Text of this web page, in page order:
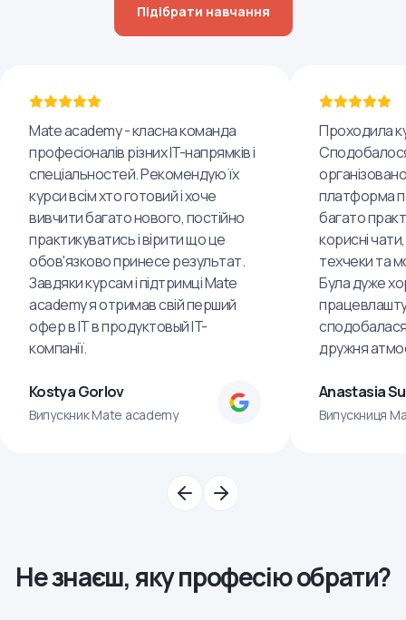
Підібрати навчання
Mate academy - класна команда
професіоналів різних IT-напрямків і
спеціальностей. Рекомендую їх
курси всім хто готовий і хоче
вивчити багато нового, постійно
практикуватись і вірити що це
обов'язково принесе результат.
Завдяки курсам і підтримці Mate
academy я отримав свій перший
офер в IT в продуктовый IT-
компанії.
Kostya Gorlov
Випускник Mate academy
Проходила
платформа
багато
корисні
техчеки та
Була дуже
дружня
Anastasia
Випускниця
Не знаєш, яку професію обрати?